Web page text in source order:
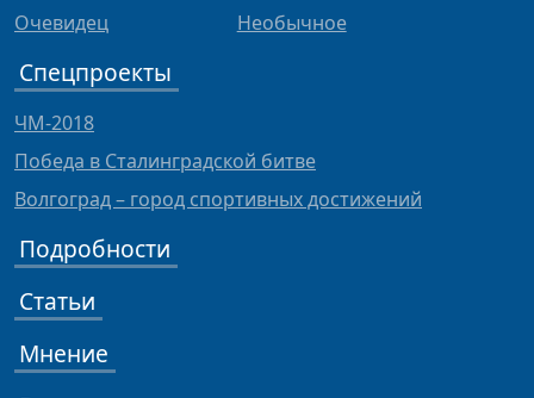
Очевидец
Необычное
Спецпроекты
ЧМ-2018
Победа в Сталинградской битве
Волгоград – город спортивных достижений
Подробности
Статьи
Мнение